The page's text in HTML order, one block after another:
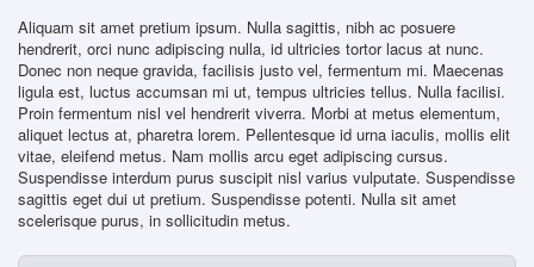
Aliquam sit amet pretium ipsum. Nulla sagittis, nibh ac posuere
hendrerit, orci nunc adipiscing nulla, id ultricies tortor lacus at nunc.
Donec non neque gravida, facilisis justo vel, fermentum mi. Maecenas
ligula est, luctus accumsan mi ut, tempus ultricies tellus. Nulla facilisi.
Proin fermentum nisl vel hendrerit viverra. Morbi at metus elementum,
aliquet lectus at, pharetra lorem. Pellentesque id urna iaculis, mollis elit
vitae, eleifend metus. Nam mollis arcu eget adipiscing cursus.
Suspendisse interdum purus suscipit nisl varius vulputate. Suspendisse
sagittis eget dui ut pretium. Suspendisse potenti. Nulla sit amet
scelerisque purus, in sollicitudin metus.